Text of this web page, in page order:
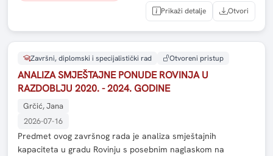
Prikaži detalje
Otvori
Završni, diplomski i specijalistički rad Otvoreni pristup
ANALIZA SMJEŠTAJNE PONUDE ROVINJA U
RAZDOBLJU 2020. - 2024. GODINE
Grčić, Jana
2026-07-16
Predmet ovog završnog rada je analiza smještajnih
kapaciteta u gradu Rovinju s posebnim naglaskom na